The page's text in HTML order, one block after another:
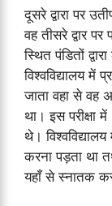
दूसरे द्वारा पर
वह तीसरे द्वार
स्थित पंडितों
विश्वविद्यालय में
जाता वहा से वह
था। इस परीक्षा
थे।
करना पड़ता था
यहाँ से स्नातक